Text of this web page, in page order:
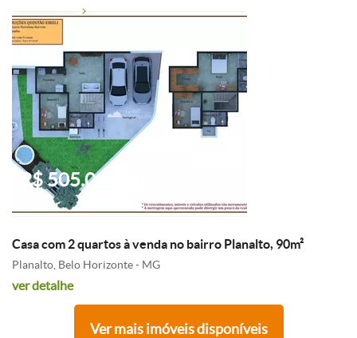
R$ 505.000,00
Casa com 2 quartos à venda no bairro Planalto, 90m²
Planalto, Belo Horizonte - MG
ver detalhe
Ver mais imóveis disponíveis